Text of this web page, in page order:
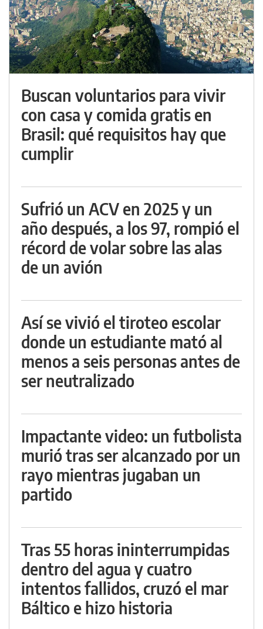
Buscan voluntarios para vivir
con casa y comida gratis en
Brasil: qué requisitos hay que
cumplir
Sufrió un ACV en 2025 y un
año después, a los 97, rompió el
récord de volar sobre las alas
de un avión
Así se vivió el tiroteo escolar
donde un estudiante mató al
menos a seis personas antes de
ser neutralizado
Impactante video: un futbolista
murió tras ser alcanzado por un
rayo mientras jugaban un
partido
Tras 55 horas ininterrumpidas
dentro del agua y cuatro
intentos fallidos, cruzó el mar
Báltico e hizo historia